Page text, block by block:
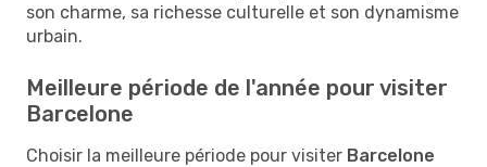
son charme, sa richesse culturelle et son dynamisme
urbain.
Meilleure période de l'année pour visiter
Barcelone
Choisir la meilleure période pour visiter Barcelone